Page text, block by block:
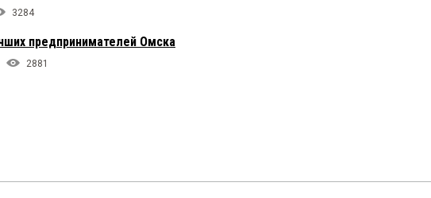
3284
предпринимателей Омска
2881